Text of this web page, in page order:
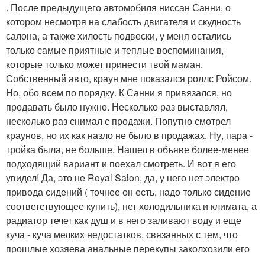
. После предыдущего автомобиля ниссан Санни, о
котором несмотря на слабость двигателя и скудность
салона, а также хилость подвески, у меня остались
только самые приятные и теплые воспоминания,
которые только может принести твой маман.
Собственный авто, краун мне показался роллс Ройсом.
Но, обо всем по порядку. К Санни я привязался, но
продавать было нужно. Несколько раз выставлял,
несколько раз снимал с продажи. Попутно смотрел
краунов, но их как назло не было в продажах. Ну, пара -
тройка была, не больше. Нашел в объяве более-менее
подходящий вариант и поехал смотреть. И вот я его
увидел! Да, это не Royal Salon, да, у него нет электро
привода сидений ( точнее он есть, надо только сидение
соответствующее купить), нет холодильника и климата, а
радиатор течет как душ и в него заливают воду и еще
куча - куча мелких недостатков, связанных с тем, что
прошлые хозяева анальные перекупы заколхозили его